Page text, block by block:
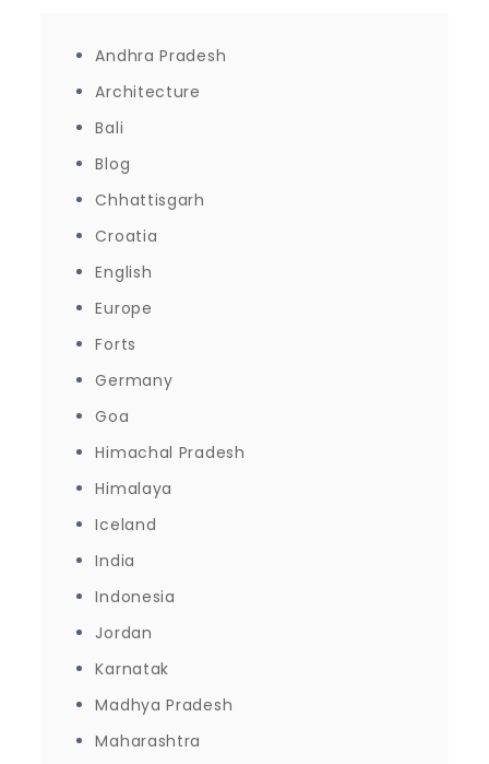
Andhra Pradesh
Architecture
Bali
Blog
Chhattisgarh
Croatia
English
Europe
Forts
Germany
Goa
Himachal Pradesh
Himalaya
Iceland
India
Indonesia
Jordan
Karnatak
Madhya Pradesh
Maharashtra